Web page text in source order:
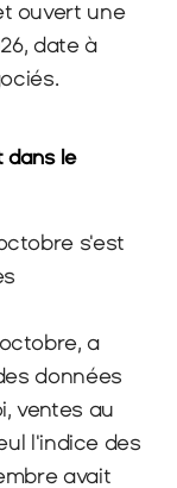
ouvert une
date à
dans le
s'est
a
données
ventes au
l'indice des
avait